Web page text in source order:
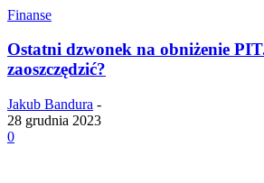
Finanse
Ostatni dzwonek na obniżenie
zaoszczędzić?
Jakub Bandura -
28 grudnia 2023
0